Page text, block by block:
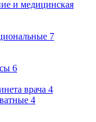
и медицинская
7
6
врача 4
4